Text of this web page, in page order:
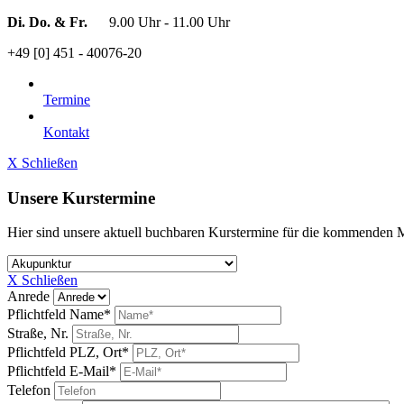
Di. Do. & Fr. 9.00 Uhr - 11.00 Uhr
+49 [0] 451 - 40076-20
Termine
Kontakt
X Schließen
Unsere Kurstermine
Hier sind unsere aktuell buchbaren Kurstermine für die kommenden
X Schließen
Anrede
Pflichtfeld Name*
Straße, Nr.
Pflichtfeld PLZ, Ort*
Pflichtfeld E-Mail*
Telefon